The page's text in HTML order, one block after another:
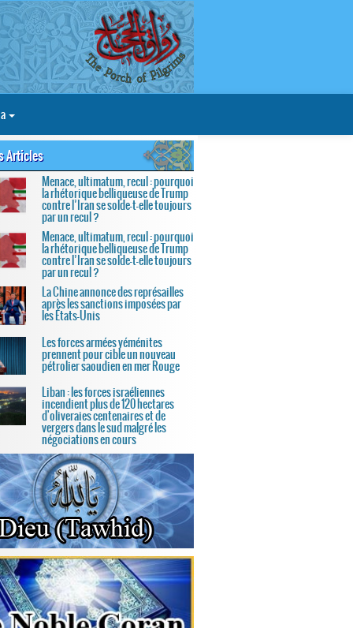
Articles
Menace, ultimatum, recul : pourquoi
la rhétorique belliqueuse de Trump
contre l’Iran se solde-t-elle toujours
par un recul ?
Menace, ultimatum, recul : pourquoi
la rhétorique belliqueuse de Trump
contre l’Iran se solde-t-elle toujours
par un recul ?
La Chine annonce des représailles
après les sanctions imposées par
les États-Unis
Les forces armées yéménites
prennent pour cible un nouveau
pétrolier saoudien en mer Rouge
Liban : les forces israéliennes
incendient plus de 120 hectares
d'oliveraies centenaires et de
vergers dans le sud malgré les
négociations en cours